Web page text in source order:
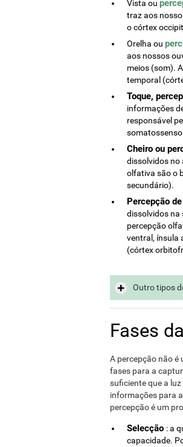
Vista ou
traz aos
o córtex
Orelha ou
aos nossos
meios (som).
temporal
Toque,
informações
responsável
Cheiro ou
dissolvidos no
olfativa são o
secundário).
Percepção
dissolvidos na
percepção
ventral, ínsula
(córtex
Outro tipos
Fases
A percepção não é
fases para a
suficiente que a
informações para
percepção é um
Selecção : a
capacidade.